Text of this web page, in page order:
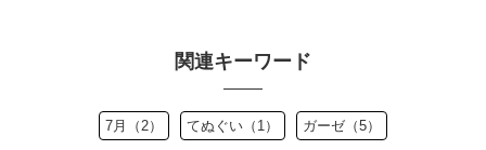
関連キーワード
7月（2） てぬぐい（1） ガーゼ（5）